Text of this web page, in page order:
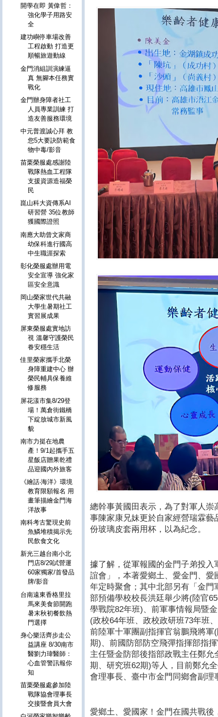
總幹事黃國田表示，為了對軍人
事陳家康兄妹更於自家經營瑞霖
份玻璃皮套兩用杯，以為紀念。
據了解，從軍報國的金門子弟投
誼會」，本著愛鄉土、愛金門、
年定時聚會；其中北部另有「金
部預備學校校長洪廷舉少將(陸官
學戰院82年班)、前軍事情報局暨
(政校64年班、政校政研班73年班
前陸軍十軍團副指揮官翁鵬飛將
期)、前國防部防空飛彈指揮部指
主任暨金防部後指部政戰主任鄭
期、研究班62期)等人，目前鄭允
會理事長、臺中市金門同鄉會副理
愛鄉土、愛國家！金門在國共戰
開學在即 黃偉哲：
強化學子用路安
全
建功嶼停車場改善
工程啟動 打造更
順暢旅遊動線
金門消組訓演練逼
真 無腳本任務實
戰化
金門辦身障者社工
人員專業訓練 打
造友善服務環境
中元普渡誠心拜 教
您5大要訣防範食
物中毒/影音
苗栗榮服處感謝陸
戰隊熱血工程隊
支援資源造福榮
民
崑山科大資傳系AI
研習營 35位教師
獲國際證照
南應大助曾文家商
幼保科進行國高
中生職涯探索
彰化榮服處辦用電
安全宣導 強化家
區安全意識
岡山榮家世代共融
大學生暑期社工
實習展成果
屏東榮服處實地訪
視 溫馨守護榮民
眷安穩生活
佳里榮家攜手北榮
身障重建中心 辦
榮民輔具保養維
修服務
屏花漾市集8/29登
場！萬倉街鐵橋
下綻放城市新風
貌
南市力挺在地農
產！9/1起攜手五
星飯店贈果乾禮
品迎國內外旅客
《繪話‧海洋》環境
教育限額報名 用
畫筆描繪金門海
洋故事
南科考古驚現史前
魚鱗堆積揭示先
民飲食文化
新光三越台南小北
門店8/29試營運
60家獨家/首發品
牌/影音
台南遠東香格里拉
馬來美食節開跑
暑末秋初餐飲熱
門選擇
身心樂活齊步走公
益講座 8/30南市
醫劉力瑋醫師：
心血管警訊報你
知
苗栗榮服處參加陸
戰隊協會理事長
交接暨會員大會